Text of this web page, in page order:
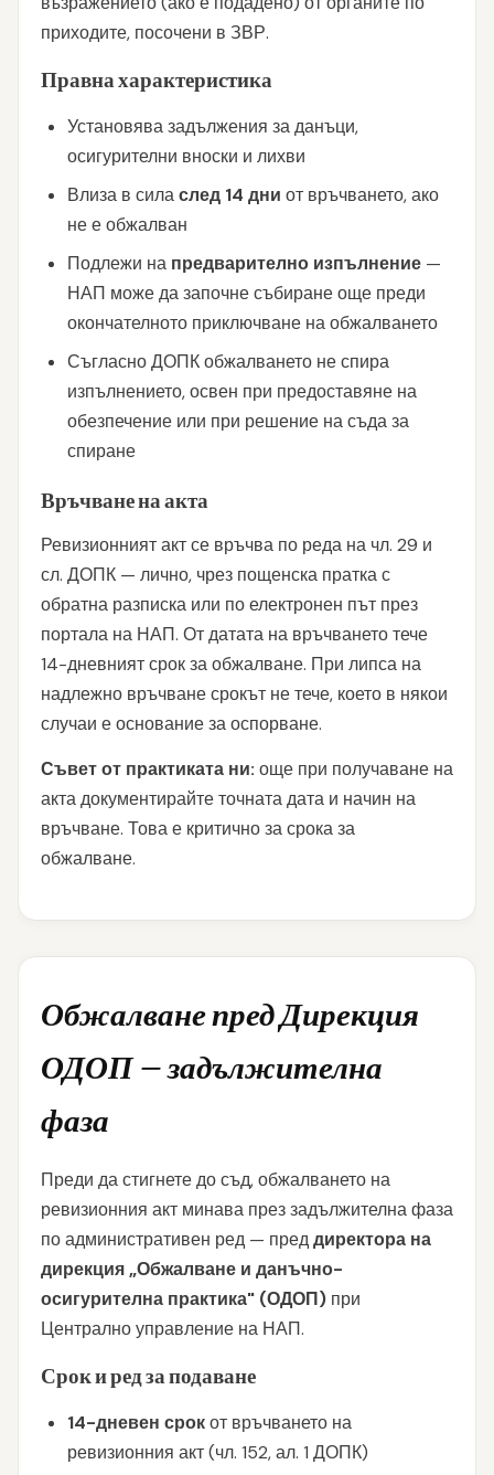
приходите, посочени в ЗВР.
Правна характеристика
Установява задължения за данъци,
осигурителни вноски и лихви
Влиза в силаслед 14 дни от връчването, ако
не е обжалван
Подлежи на предварително изпълнение —
НАП може да започне събиране още преди
окончателното приключване на обжалването
Съгласно ДОПК обжалването не спира
изпълнението, освен при предоставяне на
обезпечение или при решение на съда за
спиране
Връчване на акта
Ревизионният акт се връчва по реда на чл. 29 и
сл. ДОПК — лично, чрез пощенска пратка с
обратна разписка или по електронен път през
портала на НАП. От датата на връчването тече
14-дневният срок за обжалване. При липса на
надлежно връчване срокът не тече, което в някои
случаи е основание за оспорване.
Съвет от практиката ни: още при получаване на
акта документирайте точната дата и начин на
връчване. Това е критично за срока за
обжалване.
Обжалване пред Дирекция
ОДОП — задължителна
фаза
Преди да стигнете до съд, обжалването на
ревизионния акт минава през задължителна фаза
по административен ред — преддиректора на
дирекция „Обжалване и данъчно-
осигурителна практика" (ОДОП) при
Централно управление на НАП.
Срок и ред за подаване
14-дневен срокот връчването на
ревизионния акт (чл. 152, ал. 1 ДОПК)